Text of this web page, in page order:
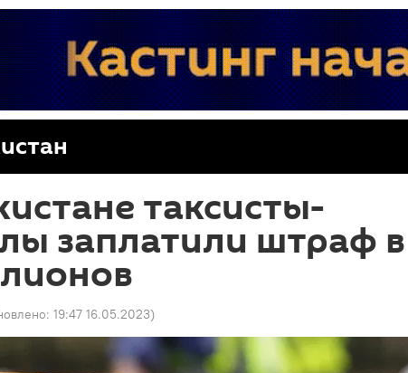
таксисты-
заплатили штраф в
19:47 16.05.2023)